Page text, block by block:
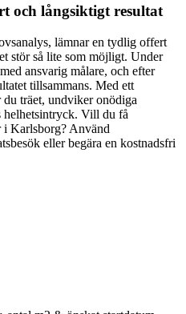
och långsiktigt resultat
lämnar en tydlig offert
stör så lite som möjligt. Under
ansvarig målare, och efter
tillsammans. Med ett
du träet, undviker onödiga
helhetsintryck. Vill du få
i Karlsborg? Använd
eller begära en kostnadsfri